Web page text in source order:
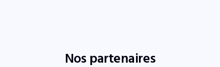
Nos partenaires